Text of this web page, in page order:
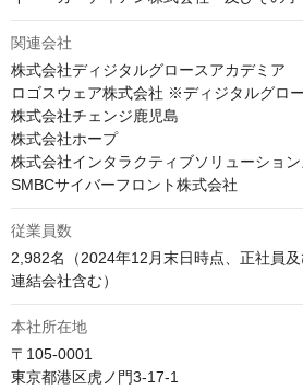
関連会社
株式会社ディジタルグロースアカデミア
ロゴスウェア株式会社 ※ディジタルグロ
株式会社チェンジ鹿児島
株式会社ホープ
株式会社インタラクティブソリューショ
SMBCサイバーフロント株式会社
従業員数
2,982名（2024年12月末日時点、正社員及
連結会社含む）
本社所在地
〒105-0001
東京都港区虎ノ門3-17-1